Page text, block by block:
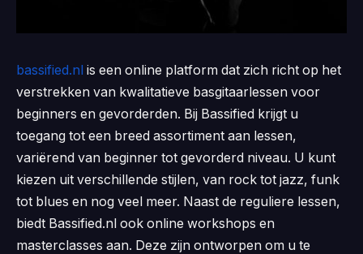
bassified.nl is een online platform dat zich richt op het
verstrekken van kwalitatieve basgitaarlessen voor
beginners en gevorderden. Bij Bassified krijgt u
toegang tot een breed assortiment aan lessen,
variërend van beginner tot gevorderd niveau. U kunt
kiezen uit verschillende stijlen, van rock tot jazz, funk
tot blues en nog veel meer. Naast de reguliere lessen,
biedt Bassified.nl ook online workshops en
masterclasses aan. Deze zijn ontworpen om u te